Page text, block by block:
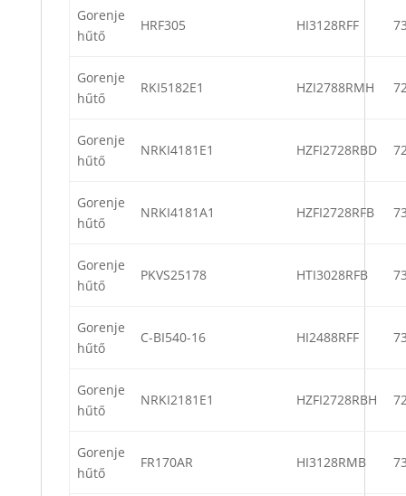
Gorenje
hűtő
HRF305 HI3128RFF
Gorenje
hűtő
RKI5182E1 HZI2788RMH
Gorenje
hűtő
NRKI4181E1 HZFI2728RBD
Gorenje
hűtő
NRKI4181A1 HZFI2728RFB
Gorenje
hűtő
PKVS25178 HTI3028RFB
Gorenje
hűtő
C-BI540-16 HI2488RFF
Gorenje
hűtő
NRKI2181E1 HZFI2728RBH
Gorenje
hűtő
FR170AR HI3128RMB